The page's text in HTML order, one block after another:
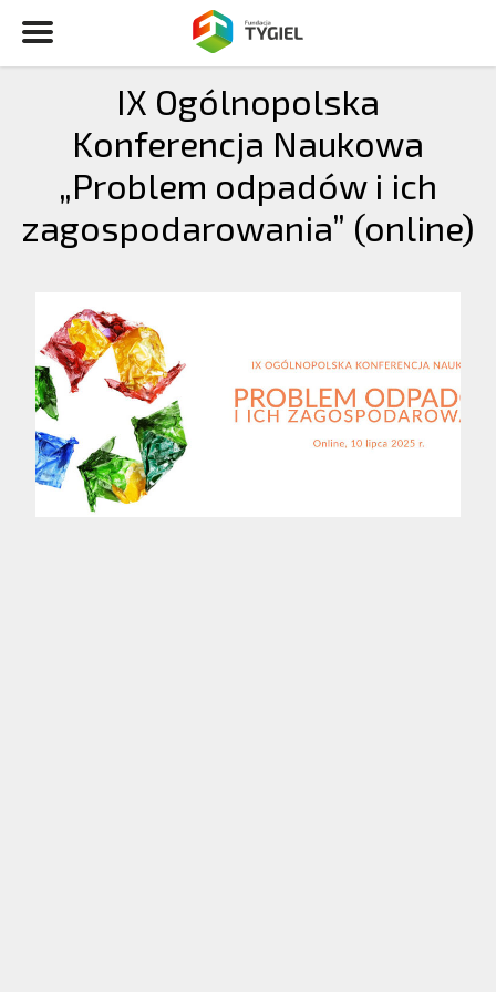
IX Ogólnopolska
Konferencja Naukowa
„Problem odpadów i ich
zagospodarowania” (online)